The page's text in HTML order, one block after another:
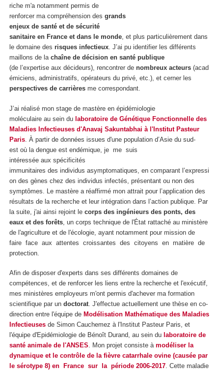
riche m'a notamment permis de
renforcer ma compréhension des grands
enjeux de santé et de sécurité
sanitaire en France et dans le monde, et plus particulièrement dans
le domaine des risques infectieux. J’ai pu identifier les différents
maillons de la chaîne de décision en santé publique
(de l’expertise aux décideurs), rencontrer de nombreux acteurs (acad
émiciens, administratifs, opérateurs du privé, etc.), et cerner les
perspectives de carrières me correspondant.
J’ai réalisé mon stage de mastère en épidémiologie
moléculaire au sein du laboratoire de Génétique Fonctionnelle des
Maladies Infectieuses d'Anavaj Sakuntabhai à l'Institut Pasteur
Paris . À partir de données issues d'une population d’Asie du sud-
est où la dengue est endémique, je me suis
intéressée aux spécificités
immunitaires des individus asymptomatiques, en comparant l’expressi
on des gènes chez des individus infectés, présentant ou non des
symptômes. Le mastère a réaffirmé mon attrait pour l’application des
résultats de la recherche et leur intégration dans l’action publique. Par
la suite, j'ai ainsi rejoint le corps des ingénieurs des ponts, des
eaux et des forêts , un corps technique de l'État rattaché au ministère
de l'agriculture et de l'écologie, ayant notamment pour mission de
faire face aux attentes croissantes des citoyens en matière de
protection.
Afin de disposer d'experts dans ses différents domaines de
compétences, et de renforcer les liens entre la recherche et l'exécutif,
mes ministères employeurs m'ont permis d'achever ma formation
scientifique par un doctorat. J'effectue actuellement une thèse en co-
direction entre l'équipe de Modélisation Mathématique des Maladies
Infectieuses de Simon Cauchemez à l'Institut Pasteur Paris, et
l'équipe d'Epidémiologie de Bénoît Durand, au sein du laboratoire de
santé animale de l'ANSES. Mon projet consiste à modéliser la
dynamique et le contrôle de la fièvre catarrhale ovine (causée par
le sérotype 8) en France sur la période 2006-2017. Cette maladie